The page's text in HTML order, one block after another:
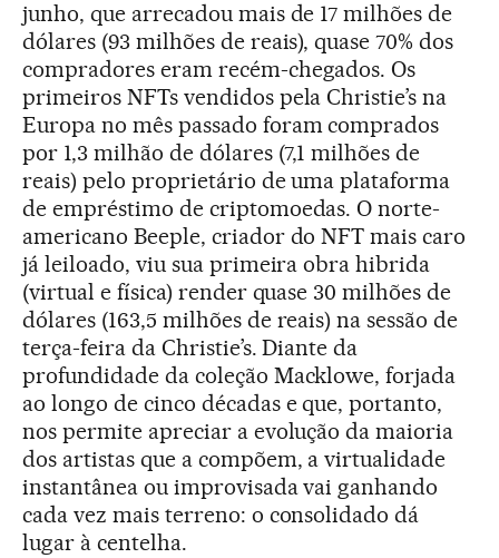
junho, que arrecadou mais de 17 milhões de
dólares (93 milhões de reais), quase 70% dos
compradores eram recém-chegados. Os
primeiros NFTs vendidos pela Christie’s na
Europa no mês passado foram comprados
por 1,3 milhão de dólares (7,1 milhões de
reais) pelo proprietário de uma plataforma
de empréstimo de criptomoedas. O norte-
americano Beeple, criador do NFT mais caro
já leiloado, viu sua primeira obra hibrida
(virtual e física) render quase 30 milhões de
dólares (163,5 milhões de reais) na sessão de
terça-feira da Christie’s. Diante da
profundidade da coleção Macklowe, forjada
ao longo de cinco décadas e que, portanto,
nos permite apreciar a evolução da maioria
dos artistas que a compõem, a virtualidade
instantânea ou improvisada vai ganhando
cada vez mais terreno: o consolidado dá
lugar à centelha.